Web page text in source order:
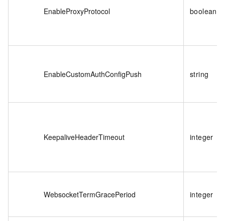
EnableProxyProtocol boolean
EnableCustomAuthConfigPush string
KeepaliveHeaderTimeout integer
WebsocketTermGracePeriod integer